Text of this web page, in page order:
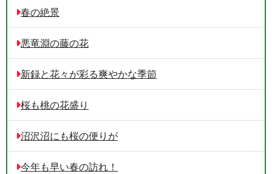
春の絶景
悪竜淵の藤の花
新録と花々が彩る爽やかな季節
桜も桃の花盛り
沼沢沼にも桜の便りが
今年も早い春の訪れ！